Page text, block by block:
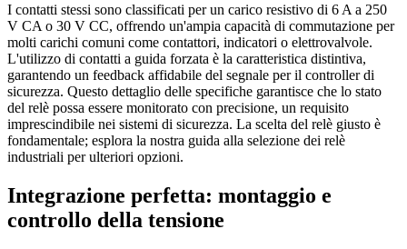
I contatti stessi sono classificati per un carico resistivo di 6 A a 250
V CA o 30 V CC, offrendo un'ampia capacità di commutazione per
molti carichi comuni come contattori, indicatori o elettrovalvole.
L'utilizzo di contatti a guida forzata è la caratteristica distintiva,
garantendo un feedback affidabile del segnale per il controller di
sicurezza. Questo dettaglio delle specifiche garantisce che lo stato
del relè possa essere monitorato con precisione, un requisito
imprescindibile nei sistemi di sicurezza. La scelta del relè giusto è
fondamentale; esplora la nostra guida alla selezione dei relè
industriali per ulteriori opzioni.
Integrazione perfetta: montaggio e
controllo della tensione